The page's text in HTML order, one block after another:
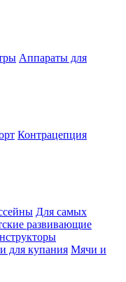
Аппараты для
Контрацепция
Для самых
развивающие
для купания Мячи и